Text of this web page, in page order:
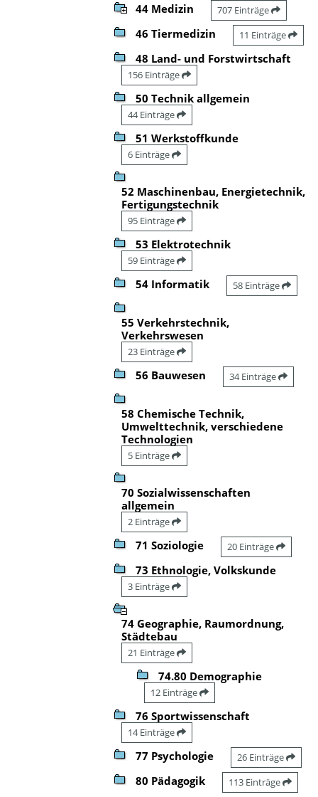
44 Medizin 707 Einträge
46 Tiermedizin 11 Einträge
48 Land- und Forstwirtschaft
156 Einträge
50 Technik allgemein
44 Einträge
51 Werkstoffkunde
6 Einträge
52 Maschinenbau, Energietechnik,
Fertigungstechnik
95 Einträge
53 Elektrotechnik
59 Einträge
54 Informatik 58 Einträge
55 Verkehrstechnik,
Verkehrswesen
23 Einträge
56 Bauwesen 34 Einträge
58 Chemische Technik,
Umwelttechnik, verschiedene
Technologien
5 Einträge
70 Sozialwissenschaften
allgemein
2 Einträge
71 Soziologie 20 Einträge
73 Ethnologie, Volkskunde
3 Einträge
74 Geographie, Raumordnung,
Städtebau
21 Einträge
74.80 Demographie
12 Einträge
76 Sportwissenschaft
14 Einträge
77 Psychologie 26 Einträge
80 Pädagogik 113 Einträge